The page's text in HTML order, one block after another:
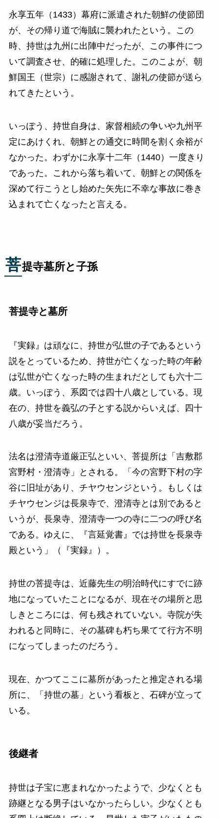
永享五年（1433）幕府に派遣された朝鮮の使節団
が、その帰り道で海賊に襲われたという。この
時、持世は九州に出陣中だったが、この事件につ
いて調査させ、的確に処理した。このこよが、朝
鮮国王（世宗）に感謝されて、謝礼の使節が送ら
れてきたという。
いっぽう、持世自身は、家督相続の争いや九州平
定にあけくれ、朝鮮との通交に時間を割く余裕が
なかった。わずかに永享十二年（1440）一度きり
であった。これから落ち着いて、朝鮮との関係を
深めて行こうとし始めた矢先に不幸な事故に巻き
込まれて亡くなったと言える。
菩提寺墓所と子孫
菩提寺と墓所
『実録』は頑なに、持世が弘世の子であるという
説をとっているため、持世が亡くなった時の年齢
は弘世が亡くなった時の生まれだとしても六十二
歳。いっぽう、系図では四十八歳としている。現
在の、持世を義弘の子とする説からいえば、四十
八歳が妥当だろう。
法名は澄清寺道厳正弘といい、菩提所は「吉敷郡
宮野村・澄清寺」とされる。「今の宮野下村の字
谷に旧址があり、チヤウセンジという。もしくは
チヤウセンジは長泉寺で、澄清寺とは別であると
いうが、長泉寺、澄清寺一つの寺に二つの呼び名
である。ゆえに、『言延覚書』では持世を長泉寺
殿という」（『実録』）。
持世の菩提寺は、近藤先生の明治時代にすでに跡
地になっていたことになるが、現在その場所と思
しきところには、何も残されていない。寺院が失
われると同時に、その墓碑も朽ち果てて行方不明
になってしまったのだろう。
現在、かつてここに墓所があったと推定される場
所に、「持世の墓」という看板と、石碑が立って
いる。
後継者
持世は子宝に恵まれなかったようで、少なくとも
跡継となる男子はいなかったらしい。少なくとも